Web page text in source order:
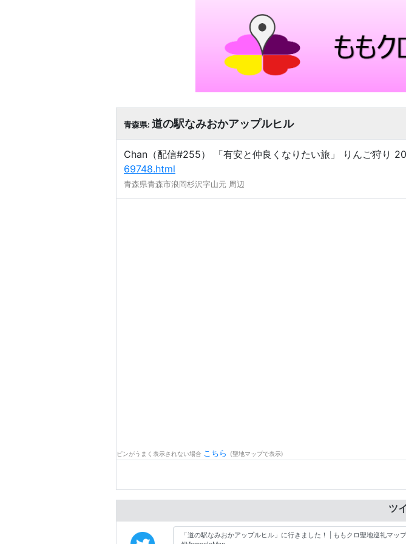
青森県: 道の駅なみおかアップルヒル
Chan（配信#255） 「有安と仲良くなりたい旅」 りんご狩り
69748.html
青森県青森市浪岡杉沢字山元 周辺
ピンがうまく表示されない場合 こちら (聖地マップで表示)
ツ